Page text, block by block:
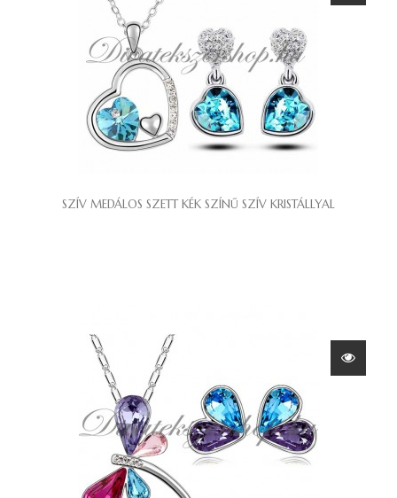
SZÍV MEDÁLOS SZETT KÉK SZÍNŰ SZÍV KRISTÁLLYAL